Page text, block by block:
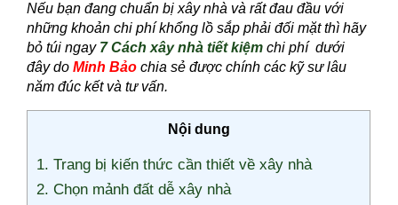
Nếu bạn đang chuẩn bị xây nhà và rất đau đầu với
những khoản chi phí khổng lồ sắp phải đối mặt thì hãy
bỏ túi ngay 7 Cách xây nhà tiết kiệm chi phí dưới
đây do Minh Bảo chia sẻ được chính các kỹ sư lâu
năm đúc kết và tư vấn.
Nội dung
1. Trang bị kiến thức cần thiết về xây nhà
2. Chọn mảnh đất dễ xây nhà